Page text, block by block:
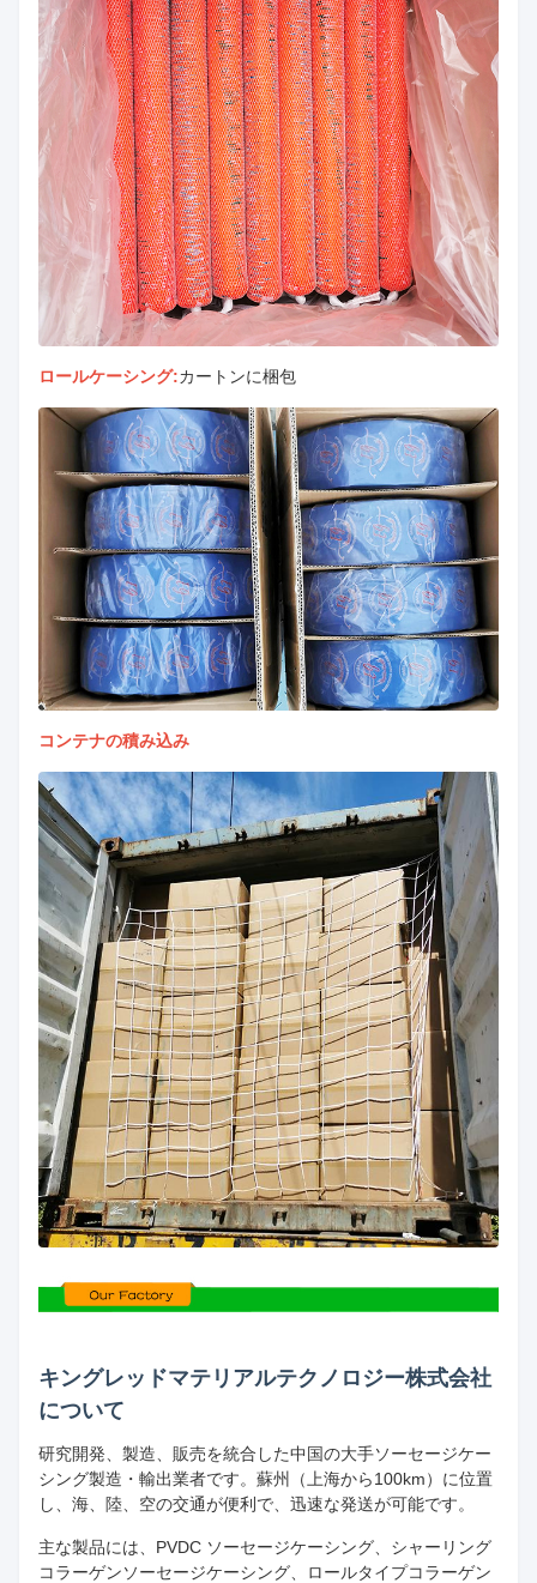
ロールケーシング:カートンに梱包
コンテナの積み込み
キングレッドマテリアルテクノロジー株式会社
について
研究開発、製造、販売を統合した中国の大手ソーセージケー
シング製造・輸出業者です。蘇州（上海から100km）に位置
し、海、陸、空の交通が便利で、迅速な発送が可能です。
主な製品には、PVDC ソーセージケーシング、シャーリング
コラーゲンソーセージケーシング、ロールタイプコラーゲン